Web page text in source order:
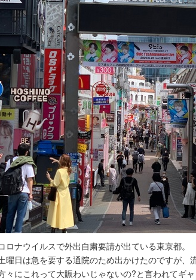
ロナウイルスで外出自粛要請が出ている東京都。
曜日は急を要する通院のため出かけたのですが
々にこれって大賑わいじゃないの?と言われてギ